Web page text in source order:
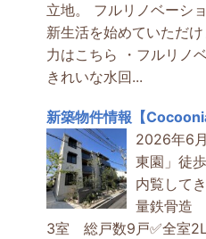
立地。 フルリノベーシ
新生活を始めていただ
力はこちら ・フルリノ
きれいな水回...
新築物件情報【
2026年6
東園」徒
内覧して
量鉄骨造
3室 総戸数9戸✅全室